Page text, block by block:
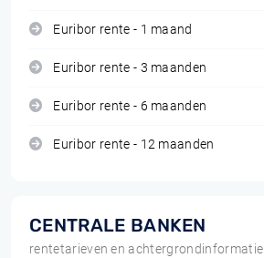
Euribor rente - 1 maand
Euribor rente - 3 maanden
Euribor rente - 6 maanden
Euribor rente - 12 maanden
CENTRALE BANKEN
rentetarieven en achtergrondinformatie